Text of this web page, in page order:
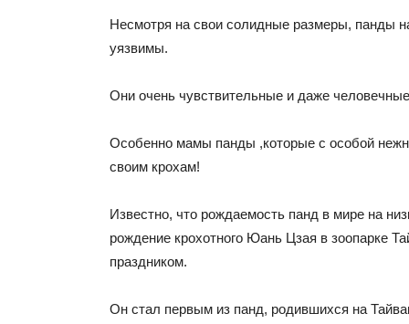
Несмотря на свои солидные размеры, панды
уязвимы.
Они очень чувствительные и даже
Особенно мамы панды ,которые с особой
своим крохам!
Известно, что рождаемость панд в мире на
рождение крохотного Юань Цзая в зоопарке
праздником.
Он стал первым из панд, родившихся на